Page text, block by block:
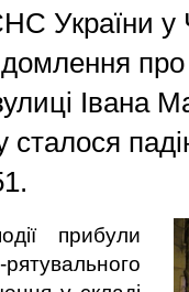
України у
Івана
сталося
прибули